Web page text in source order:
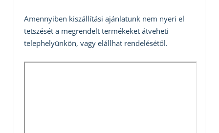
Amennyiben kiszállítási ajánlatunk nem nyeri el
tetszését a megrendelt termékeket átveheti
telephelyünkön, vagy elállhat rendelésétől.